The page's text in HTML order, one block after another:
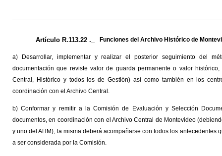
Artículo R.113.22 ._ Funciones del Archivo Histórico de
a) Desarrollar, implementar y realizar el posterior seguimiento del
documentación que reviste valor de guarda permanente o valor
Central, Histórico y todos los de Gestión) así como también en los
coordinación con el Archivo Central.
b) Conformar y remitir a la Comisión de Evaluación y Selección
documentos, en coordinación con el Archivo Central de Montevideo
y uno del AHM), la misma deberá acompañarse con todos los antecedentes
a ser considerada por la Comisión.